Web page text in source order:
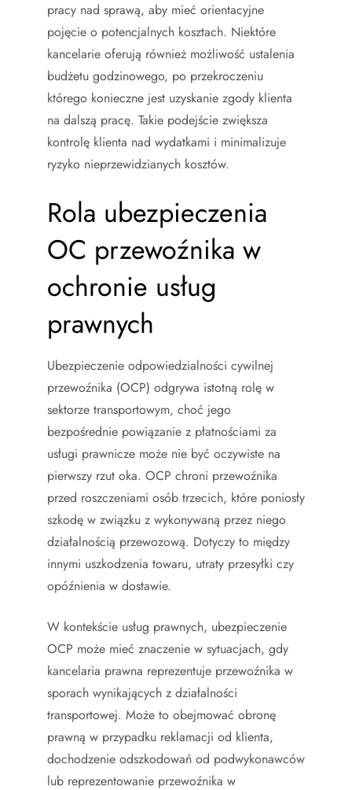
pracy nad sprawą, aby mieć orientacyjne
pojęcie o potencjalnych kosztach. Niektóre
kancelarie oferują również możliwość ustalenia
budżetu godzinowego, po przekroczeniu
którego konieczne jest uzyskanie zgody klienta
na dalszą pracę. Takie podejście zwiększa
kontrolę klienta nad wydatkami i minimalizuje
ryzyko nieprzewidzianych kosztów.
Rola ubezpieczenia
OC przewoźnika w
ochronie usług
prawnych
Ubezpieczenie odpowiedzialności cywilnej
przewoźnika (OCP) odgrywa istotną rolę w
sektorze transportowym, choć jego
bezpośrednie powiązanie z płatnościami za
usługi prawnicze może nie być oczywiste na
pierwszy rzut oka. OCP chroni przewoźnika
przed roszczeniami osób trzecich, które poniosły
szkodę w związku z wykonywaną przez niego
działalnością przewozową. Dotyczy to między
innymi uszkodzenia towaru, utraty przesyłki czy
opóźnienia w dostawie.
W kontekście usług prawnych, ubezpieczenie
OCP może mieć znaczenie w sytuacjach, gdy
kancelaria prawna reprezentuje przewoźnika w
sporach wynikających z działalności
transportowej. Może to obejmować obronę
prawną w przypadku reklamacji od klienta,
dochodzenie odszkodowań od podwykonawców
lub reprezentowanie przewoźnika w